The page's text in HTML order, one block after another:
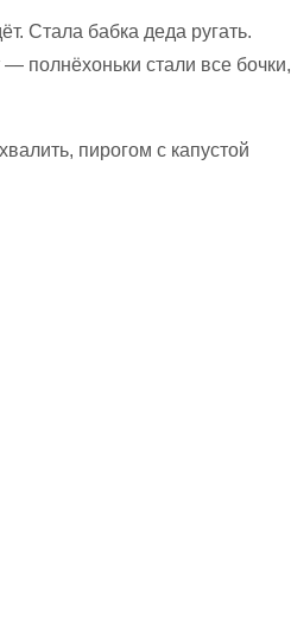
Стала бабка деда ругать.
полнёхоньки стали все бочки,
пирогом с капустой